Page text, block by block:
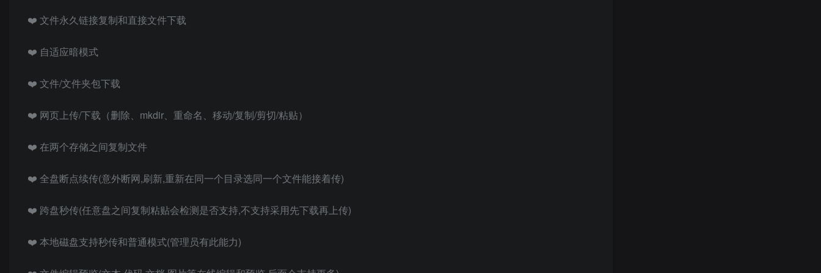
❤️ 文件永久链接复制和直接文件下载
❤️ 自适应暗模式
❤️ 文件/文件夹包下载
❤️ 网页上传/下载（删除、mkdir、重命名、移动/复制/剪切/粘贴）
❤️ 在两个存储之间复制文件
❤️ 全盘断点续传(意外断网,刷新,重新在同一个目录选同一个文件能接着传)
❤️ 跨盘秒传(任意盘之间复制粘贴会检测是否支持,不支持采用先下载再上传)
❤️ 本地磁盘支持秒传和普通模式(管理员有此能力)